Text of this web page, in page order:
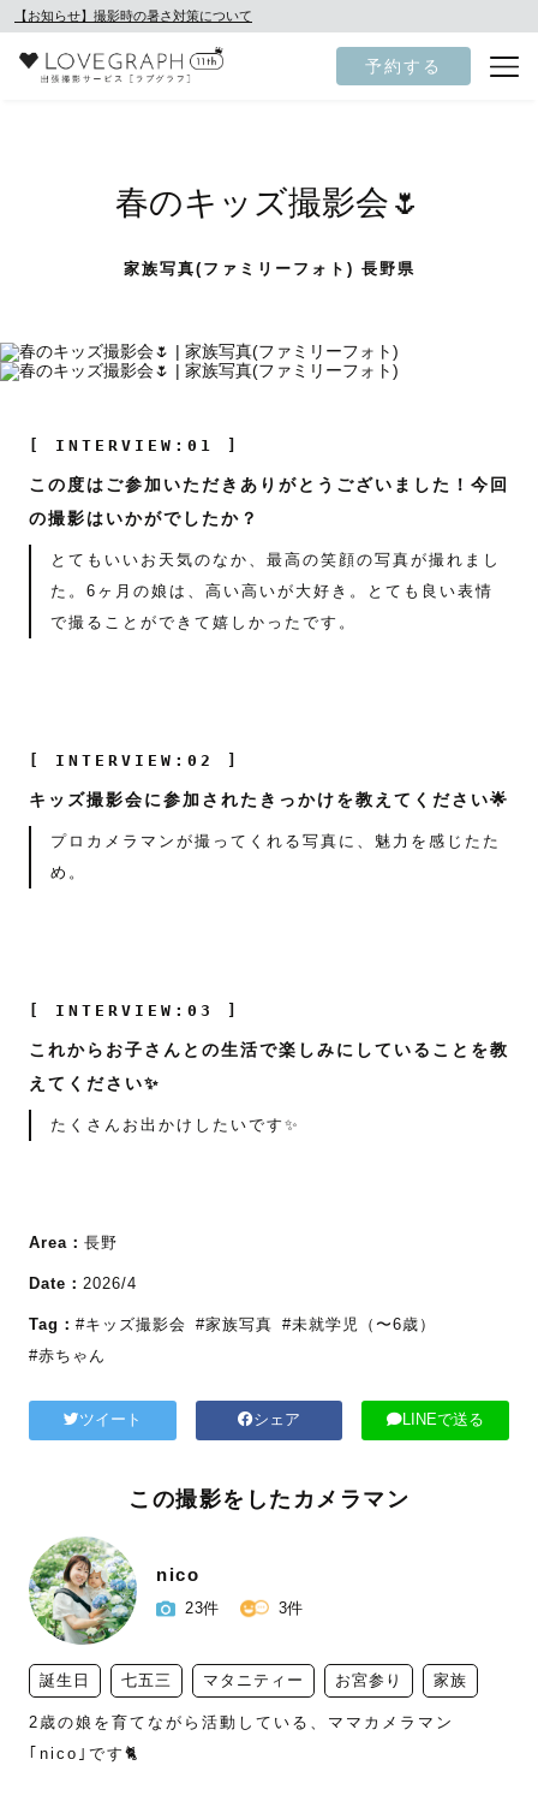
【お知らせ】撮影時の暑さ対策について
予約する
春のキッズ撮影会🌷
家族写真(ファミリーフォト) 長野県
[ INTERVIEW:01 ]
この度はご参加いただきありがとうございました！今回
の撮影はいかがでしたか？
とてもいいお天気のなか、最高の笑顔の写真が撮れまし
た。6ヶ月の娘は、高い高いが大好き。とても良い表情
で撮ることができて嬉しかったです。
[ INTERVIEW:02 ]
キッズ撮影会に参加されたきっかけを教えてください🌟
プロカメラマンが撮ってくれる写真に、魅力を感じたた
め。
[ INTERVIEW:03 ]
これからお子さんとの生活で楽しみにしていることを教
えてください✨
たくさんお出かけしたいです✨️
Area： 長野
Date： 2026/4
Tag： #キッズ撮影会 #家族写真 #未就学児（〜6歳）
#赤ちゃん
ツイート シェア LINEで送る
この撮影をしたカメラマン
nico
23件 3件
誕生日 七五三 マタニティー お宮参り 家族
2歳の娘を育てながら活動している、ママカメラマン
｢nico｣です🐈